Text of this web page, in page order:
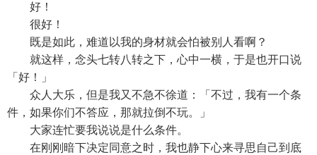
好！
很好！
既是如此，难道以我的身材就会怕被别人看啊？
就这样，念头七转八转之下，心中一横，于是也开口说
「好！」
众人大乐，但是我又不急不徐道：「不过，我有一个条
件，如果你们不答应，那就拉倒不玩。」
大家连忙要我说说是什么条件。
在刚刚暗下决定同意之时，我也静下心来寻思自己到底